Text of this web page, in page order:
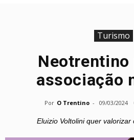
Turismo
Neotrentino
associação
Por O Trentino - 09/03/2024
Eluizio Voltolini quer